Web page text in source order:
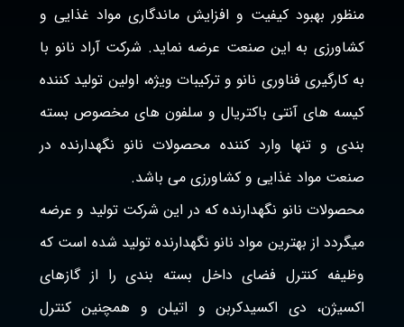
منظور بهبود کیفیت و افزایش ماندگاری مواد غذایی و
کشاورزی به این صنعت عرضه نماید. شرکت آراد نانو با
به کارگیری فناوری نانو و ترکیبات ویژه، اولین تولید کننده
کیسه های آنتی باکتریال و سلفون های مخصوص بسته
بندی و تنها وارد کننده محصولات نانو نگهدارنده در
صنعت مواد غذایی و کشاورزی می باشد.
محصولات نانو نگهدارنده که در این شرکت تولید و عرضه
میگردد از بهترین مواد نانو نگهدارنده تولید شده است که
وظیفه کنترل فضای داخل بسته بندی را از گازهای
اکسیژن، دی اکسیدکربن و اتیلن و همچنین کنترل